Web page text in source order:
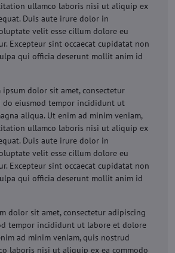
ullamco laboris nisi ut aliquip ex
Duis aute irure dolor in
velit esse cillum dolore eu
Excepteur sint occaecat cupidatat non
qui officia deserunt mollit anim id
ipsum dolor sit amet, consectetur
do eiusmod tempor incididunt ut
aliqua. Ut enim ad minim veniam,
ullamco laboris nisi ut aliquip ex
Duis aute irure dolor in
velit esse cillum dolore eu
Excepteur sint occaecat cupidatat non
qui officia deserunt mollit anim id
dolor sit amet, consectetur adipiscing
tempor incididunt ut labore et dolore
ad minim veniam, quis nostrud
laboris nisi ut aliquip ex ea commodo